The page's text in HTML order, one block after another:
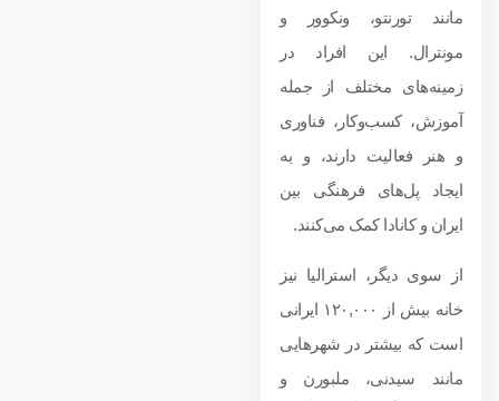
مانند تورنتو، ونکوور و
مونترال. این افراد در
زمینه‌های مختلف از جمله
آموزش، کسب‌وکار، فناوری
و هنر فعالیت دارند، و به
ایجاد پل‌های فرهنگی بین
ایران و کانادا کمک می‌کنند.
از سوی دیگر، استرالیا نیز
خانه بیش از ۱۲۰,۰۰۰ ایرانی
است که بیشتر در شهرهایی
مانند سیدنی، ملبورن و